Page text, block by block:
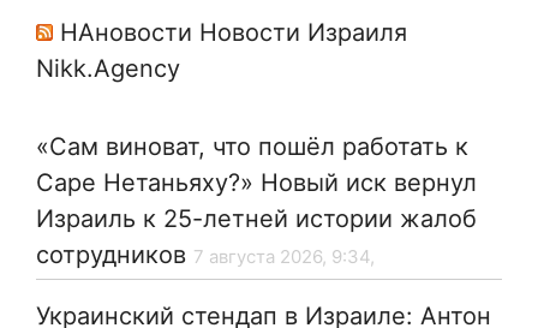
НАновости Новости Израиля
Nikk.Agency
«Сам виноват, что пошёл работать к
Саре Нетаньяху?» Новый иск вернул
Израиль к 25-летней истории жалоб
сотрудников 7 августа 2026, 9:34,
Украинский стендап в Израиле: Антон